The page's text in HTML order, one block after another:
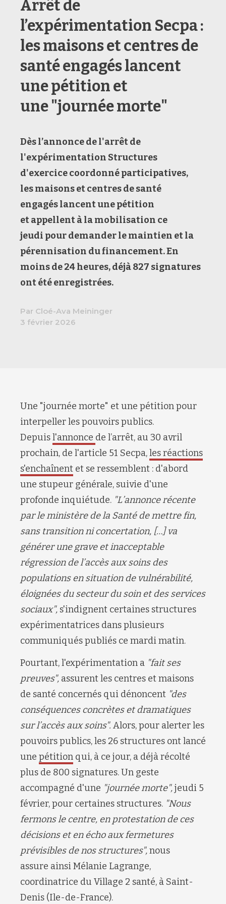
Arrêt de
l’expérimentation Secpa :
les maisons et centres de
santé engagés lancent
une pétition et
une "journée morte"
Dès l’annonce del'arrêt de
l'expérimentation Structures
d'exercice coordonné participatives,
lesmaisons et centres de santé
engagéslancent une pétition
etappellent à la mobilisation ce
jeudi pour demander lemaintien et la
pérennisation du financement. En
moins de 24 heures, déjà 827 signatures
ont été enregistrées.
Par Cloé-Ava Meininger
3 février 2026
Une "journée morte" et une pétition pour
interpeller les pouvoirs publics.
Depuisl'annonce de l’arrêt, au 30 avril
prochain, de l'article 51 Secpa,les réactions
s'enchaînent et se ressemblent : d'abord
une stupeur générale, suivie d'une
profonde inquiétude. "L’annonce récente
par leministère de la Santé de mettre fin,
sans transition ni concertation, […] va
générer une grave et inacceptable
régression de l’accès aux soins des
populations en situation de vulnérabilité,
éloignées du secteur du soin et des services
sociaux", s'indignent certaines structures
expérimentatrices dans plusieurs
communiqués publiés ce mardi matin.
Pourtant, l'expérimentation a "fait ses
preuves", assurent les centres et maisons
de santé concernés qui dénoncent "des
conséquences concrètes et dramatiques
sur l’accès aux soins". Alors, pour alerter les
pouvoirs publics, les 26 structures ont lancé
une pétition qui, à ce jour, a déjà récolté
plus de 800 signatures. Un geste
accompagné d'une "journée morte",jeudi 5
février,pour certaines structures. "Nous
fermons le centre, en protestation de ces
décisions et en écho aux fermetures
prévisibles de nos structures",nous
assure ainsiMélanie Lagrange,
coordinatrice du Village 2 santé, à Saint-
Denis (Ile-de-France).